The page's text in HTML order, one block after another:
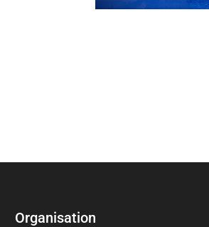
Organisation